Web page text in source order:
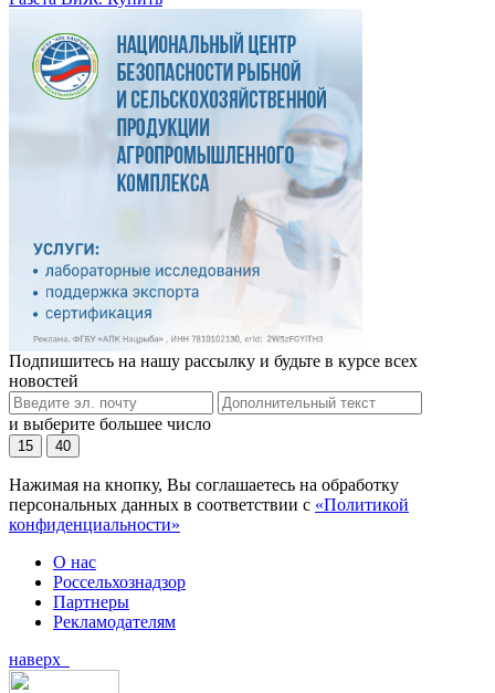
Подпишитесь на нашу рассылку и будьте в курсе всех
новостей
и выберите большее число
15 40
Нажимая на кнопку, Вы соглашаетесь на обработку
персональных данных в соответствии с «Политикой
конфиденциальности»
О нас
Россельхознадзор
Партнеры
Рекламодателям
наверх